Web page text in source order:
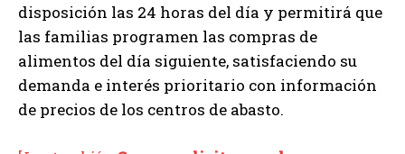
disposición las 24 horas del día y permitirá que
las familias programen las compras de
alimentos del día siguiente, satisfaciendo su
demanda e interés prioritario con información
de precios de los centros de abasto.